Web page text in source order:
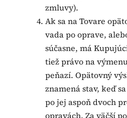
zmluvy).
Ak sa na Tovare
vada po oprave,
súčasne, má
tiež právo na
peňazí. Opätovný
znamená stav, keď
po jej aspoň dvoch
opravách. Za väčší